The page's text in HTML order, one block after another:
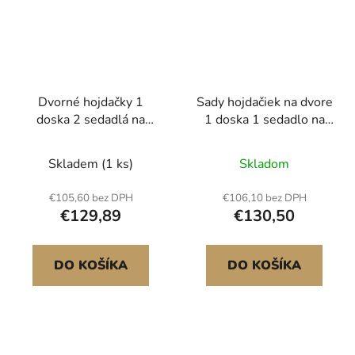
Dvorné hojdačky 1
doska 2 sedadlá na
Kovový stojan A-rám
Skladem (1 ks)
€105,60 bez DPH
€129,89
DO KOŠÍKA
Sady hojdačiek na dvore
1 doska 1 sedadlo na
Kovový stojan s rámom
A
Skladom
€106,10 bez DPH
€130,50
DO KOŠÍKA